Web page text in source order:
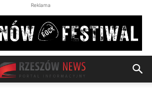
Reklama